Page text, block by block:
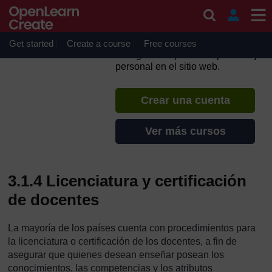
Get started Create a course Free courses
Guía para el Desarrollo de
Si creas una cuenta puedes
personal en el sitio web.
Crear una cuenta
Ver más cursos
3.1.4 Licenciatura y certificación
de docentes
La mayoría de los países cuenta con procedimientos para
la licenciatura o certificación de los docentes, a fin de
asegurar que quienes desean enseñar posean los
conocimientos, las competencias y los atributos